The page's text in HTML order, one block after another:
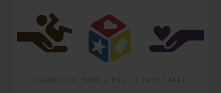
PLAIDOIRIE POUR L'ÉQUITÉ PARENTALE